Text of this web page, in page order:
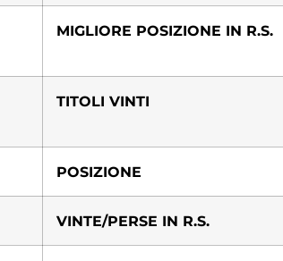
MIGLIORE POSIZIONE IN R.S.
TITOLI VINTI
POSIZIONE
VINTE/PERSE IN R.S.